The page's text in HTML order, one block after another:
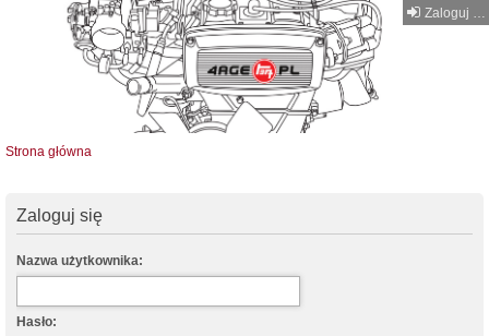
Zaloguj się
Strona główna
Zaloguj się
Nazwa użytkownika:
Hasło: